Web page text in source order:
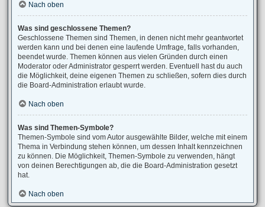
Nach oben
Was sind geschlossene Themen?
Geschlossene Themen sind Themen, in denen nicht mehr geantwortet
werden kann und bei denen eine laufende Umfrage, falls vorhanden,
beendet wurde. Themen können aus vielen Gründen durch einen
Moderator oder Administrator gesperrt werden. Eventuell hast du auch
die Möglichkeit, deine eigenen Themen zu schließen, sofern dies durch
die Board-Administration erlaubt wurde.
Nach oben
Was sind Themen-Symbole?
Themen-Symbole sind vom Autor ausgewählte Bilder, welche mit einem
Thema in Verbindung stehen können, um dessen Inhalt kennzeichnen
zu können. Die Möglichkeit, Themen-Symbole zu verwenden, hängt
von deinen Berechtigungen ab, die die Board-Administration gesetzt
hat.
Nach oben